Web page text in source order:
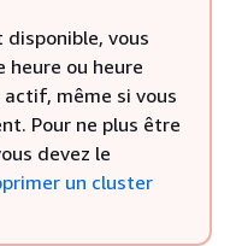
vous
ou heure
même si vous
Pour ne plus être
devez le
un cluster